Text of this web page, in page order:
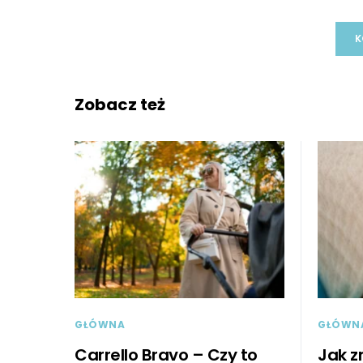
Zobacz też
GŁÓWNA
Carrello Bravo – Czy to Jak